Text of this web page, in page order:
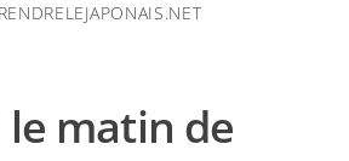
matin de